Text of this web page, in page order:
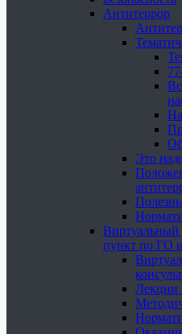
Антитеррор
Это
Виртуальный
пункт по ГО